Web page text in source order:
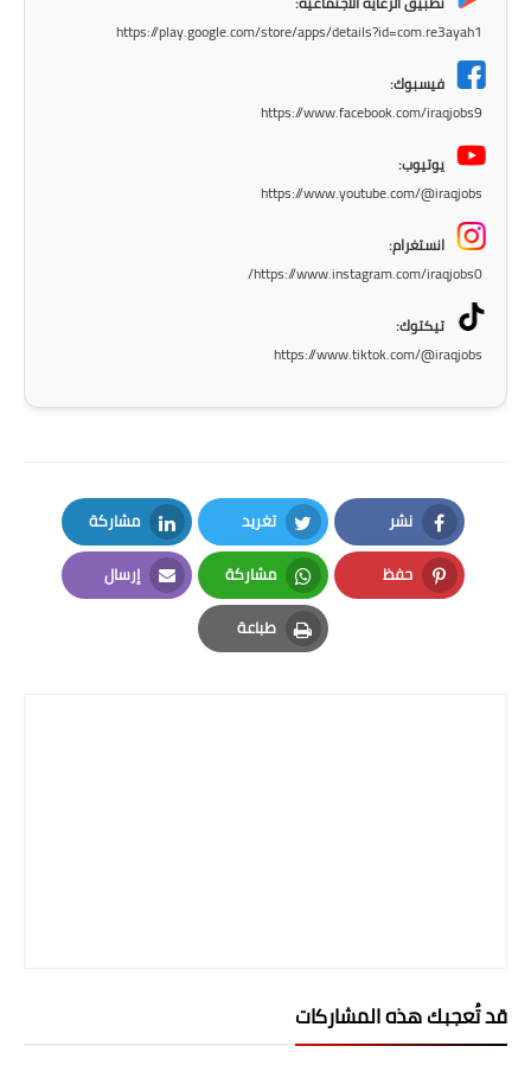
مواضيع انشاء
المرحلة الابتدائية
المرحلة المتوسطة
https://play.google.com/store/apps/details?id=com.re3ayah1
فيسبوك:
https://www.facebook.com/iraqjobs9
يوتيوب:
https://www.youtube.com/@iraqjobs
انستغرام:
https://www.instagram.com/iraqjobs0/
تيكتوك:
https://www.tiktok.com/@iraqjobs
نشر
Facebook
تغريد
Twitter
مشاركة
LinkedIn
حفظ
Pinterest
مشاركة
Whatsapp
إرسال
Email
طباعة
Print
قد تُعجبك هذه المشاركات